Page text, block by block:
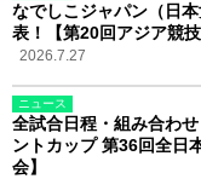
なでしこジャパン（日
表！【第20回アジア競技
2026.7.27
ニュース
全試合日程・組み合わ
ントカップ 第36回全日
会】